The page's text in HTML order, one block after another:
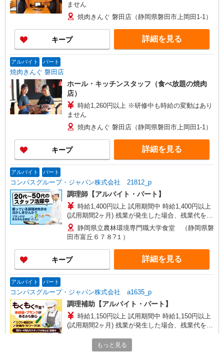
ません
焼肉きんぐ 磐田店（静岡県磐田市上岡田1-1）
キープ 詳細を見る
アルバイト パート
焼肉きんぐ 磐田店
ホール・キッチンスタッフ（食べ放題の焼肉
店）
時給1,260円以上 ※研修中も時給の変動はあり
ません
焼肉きんぐ 磐田店（静岡県磐田市上岡田1-1）
キープ 詳細を見る
アルバイト パート
コンパスグループ・ジャパン株式会社 21812_p
調理師【アルバイト・パート】
時給1,400円以上 試用期間中 時給1,400円以上
(試用期間2ヶ月) 残業が発生した場合、残業代を1
分単位で別途支給します。
静岡県立農林環境専門職大学食堂 （静岡県磐
田市富丘６７８?１）
キープ 詳細を見る
アルバイト パート
コンパスグループ・ジャパン株式会社 a1635_p
調理補助【アルバイト・パート】
時給1,150円以上 試用期間中 時給1,150円以上
(試用期間2ヶ月) 残業が発生した場合、残業代を1
キャタラーＡＲＫ （静岡県磐田市下野部
1905番地10 キャタラーARK内4F食堂）
もっと見る